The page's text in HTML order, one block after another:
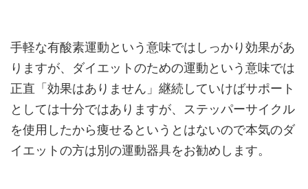
手軽な有酸素運動という意味ではしっかり効果があ
りますが、ダイエットのための運動という意味では
正直「効果はありません」継続していけばサポート
としては十分ではありますが、ステッパーサイクル
を使用したから痩せるというとはないので本気のダ
イエットの方は別の運動器具をお勧めします。